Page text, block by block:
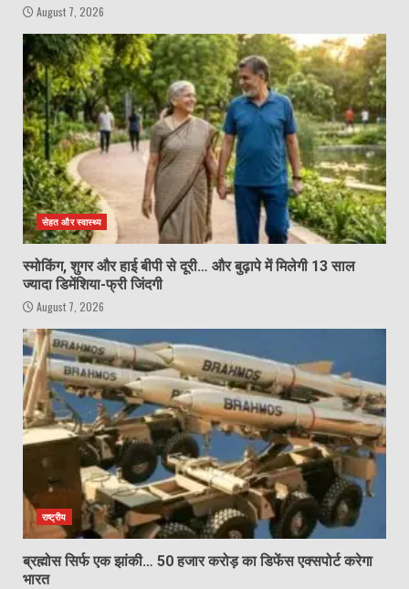
August 7, 2026
सेहत और स्वास्थ्य
स्मोकिंग, शुगर और हाई बीपी से दूरी… और बुढ़ापे में मिलेगी 13 साल
ज्यादा डिमेंशिया-फ्री जिंदगी
August 7, 2026
राष्ट्रीय
ब्रह्मोस सिर्फ एक झांकी… 50 हजार करोड़ का डिफेंस एक्सपोर्ट करेगा
भारत